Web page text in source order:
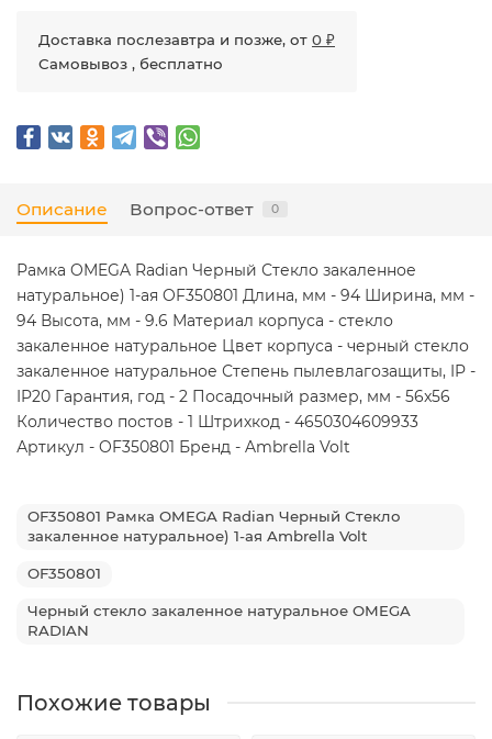
Доставка послезавтра и позже, от 0 ₽
Самовывоз , бесплатно
Описание Вопрос-ответ 0
Рамка OMEGA Radian Черный Стекло закаленное
натуральное) 1-ая OF350801 Длина, мм - 94 Ширина, мм -
94 Высота, мм - 9.6 Материал корпуса - стекло
закаленное натуральное Цвет корпуса - черный стекло
закаленное натуральное Степень пылевлагозащиты, IP -
IP20 Гарантия, год - 2 Посадочный размер, мм - 56x56
Количество постов - 1 Штрихкод - 4650304609933
Артикул - OF350801 Бренд - Ambrella Volt
OF350801 Рамка OMEGA Radian Черный Стекло
закаленное натуральное) 1-ая Ambrella Volt
OF350801
Черный стекло закаленное натуральное OMEGA
RADIAN
Похожие товары